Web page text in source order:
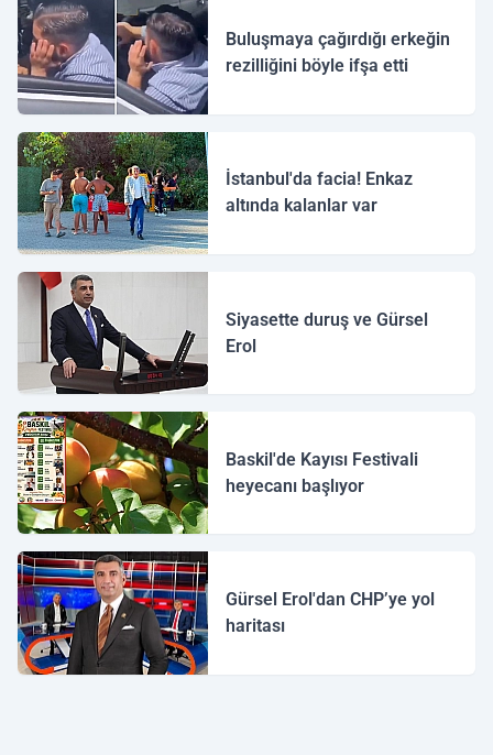
Buluşmaya çağırdığı erkeğin
rezilliğini böyle ifşa etti
İstanbul'da facia! Enkaz
altında kalanlar var
Siyasette duruş ve Gürsel
Erol
Baskil'de Kayısı Festivali
heyecanı başlıyor
Gürsel Erol'dan CHP’ye yol
haritası